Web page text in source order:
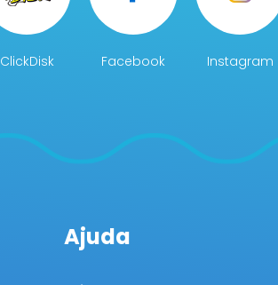
ClickDisk Facebook Instagram
Ajuda